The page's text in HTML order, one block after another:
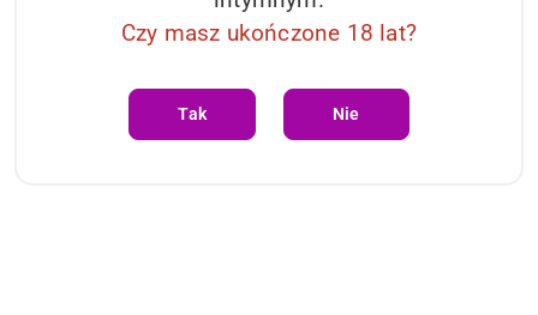
Czy masz ukończone 18 lat?
Tak Nie